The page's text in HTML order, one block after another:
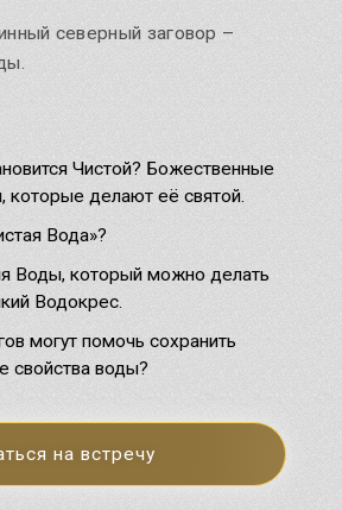
северный заговор –
Чистой? Божественные
которые делают её святой.
Вода»?
Воды, который можно делать
Водокрес.
могут помочь сохранить
свойства воды?
на встречу